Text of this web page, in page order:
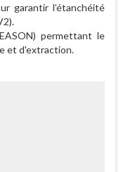
garantir l’étanchéité
permettant le
et d'extraction.